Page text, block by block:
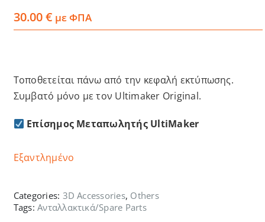
30.00€ με ΦΠΑ
Τοποθετείται πάνω από την κεφαλή εκτύπωσης.
Συμβατό μόνο με τον Ultimaker Original.
Επίσημος Μεταπωλητής UltiMaker
Εξαντλημένο
Categories: 3D Accessories, Others
Tags:Ανταλλακτικά/Spare Parts